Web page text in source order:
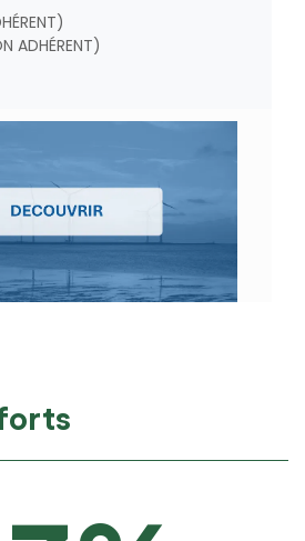
ADHÉRENT)